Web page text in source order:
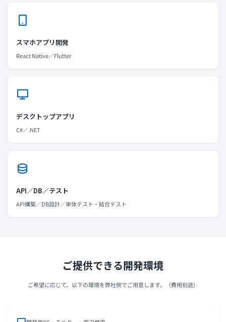
スマホアプリ開発
React Native／Flutter
デスクトップアプリ
C#／.NET
API／DB／テスト
API構築／DB設計／単体テスト・結合テスト
ご提供できる開発環境
ご希望に応じて、以下の環境を弊社側でご用意します。（費用別途）